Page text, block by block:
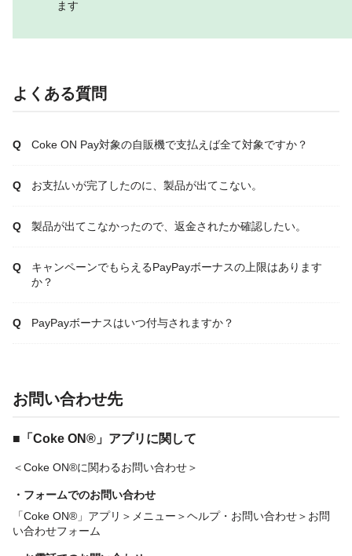
ます
よくある質問
Coke ON Pay対象の自販機で支払えば全て対象ですか？
お支払いが完了したのに、製品が出てこない。
製品が出てこなかったので、返金されたか確認したい。
キャンペーンでもらえるPayPayボーナスの上限はあります
か？
PayPayボーナスはいつ付与されますか？
お問い合わせ先
■「Coke ON®」アプリに関して
＜Coke ON®に関わるお問い合わせ＞
・フォームでのお問い合わせ
「Coke ON®」アプリ＞メニュー＞ヘルプ・お問い合わせ＞お問
い合わせフォーム